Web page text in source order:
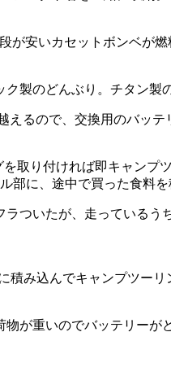
が安いカセットボンベが
製のどんぶり。チタン
るので、交換用のバッ
取り付ければ即キャン
に、途中で買った食料
ついたが、走っている
積み込んでキャンプツー
が重いのでバッテリー